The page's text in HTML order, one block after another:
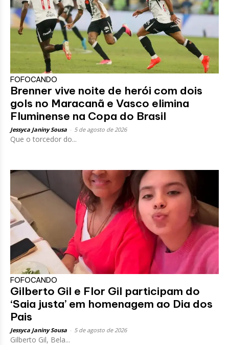
FOFOCANDO
Brenner vive noite de herói com dois
gols no Maracanã e Vasco elimina
Fluminense na Copa do Brasil
Jessyca Janiny Sousa 5 de agosto de 2026
Que o torcedor do...
FOFOCANDO
Gilberto Gil e Flor Gil participam do
‘Saia justa’ em homenagem ao Dia dos
Pais
Jessyca Janiny Sousa 5 de agosto de 2026
Gilberto Gil, Bela...